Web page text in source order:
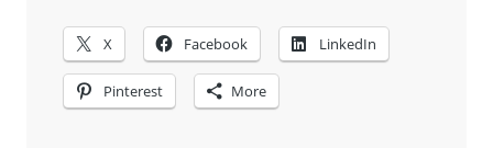
X Facebook LinkedIn
Pinterest More